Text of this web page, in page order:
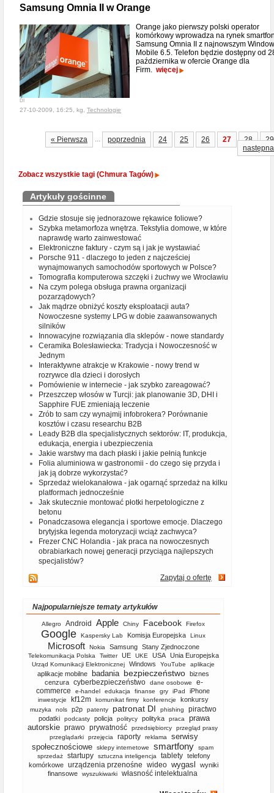
Samsung Omnia II w Orange
DI
Orange jako pierwszy polski operator
komórkowy wprowadza na rynek
Samsung Omnia II z najnowszym
Mobile 6.5. Telefon będzie dostępny od
października w ofercie Orange dla
Firm. więcej
27-10-2009, 16:25, kg, Technologie
« Pierwsza ... poprzednia 24 25 26 27 28
29
następna
Zobacz wszystkie tagi (Chmura Tagów)
Artykuły gościnne
Gdzie stosuje się jednorazowe rękawice foliowe?
Szybka metamorfoza wnętrza. Tekstylia domowe, w które
naprawdę warto zainwestować
Elektroniczne faktury - czym są i jak je wystawiać
Porsche 911 - dlaczego to jeden z najcześciej
wynajmowanych samochodów sportowych w Polsce?
Tomografia komputerowa szczęki i żuchwy we Wrocławiu
Na czym polega obsługa prawna organizacji
pozarządowych?
Jak mądrze obniżyć koszty eksploatacji auta?
Nowoczesne systemy LPG w dobie zaawansowanych
silników
Innowacyjne rozwiązania dla sklepów - nowe standardy
Ceramika Bolesławiecka: Tradycja i Nowoczesność w
Jednym
Interaktywne atrakcje w Krakowie - nowy trend w
rozrywce dla dzieci i dorosłych
Pomówienie w internecie - jak szybko zareagować?
Przeszczep włosów w Turcji: jak planowanie 3D, DHI i
Sapphire FUE zmieniają leczenie
Zrób to sam czy wynajmij infobrokera? Porównanie
kosztów i czasu researchu B2B
Leady B2B dla specjalistycznych sektorów: IT, produkcja,
edukacja, energia i ubezpieczenia
Jakie warstwy ma dach płaski i jakie pełnią funkcje
Folia aluminiowa w gastronomii - do czego się przyda i
jak ją dobrze wykorzystać?
Sprzedaż wielokanałowa - jak ogarnąć sprzedaż na kilku
platformach jednocześnie
Jak skutecznie montować płotki herpetologiczne z
betonu
Ponadczasowa elegancja i sportowe emocje. Dlaczego
brytyjska legenda motoryzacji wciąż zachwyca?
Frezer CNC Holandia - jak praca na nowoczesnych
obrabiarkach nowej generacji przyciąga najlepszych
specjalistów?
Zapytaj o ofertę
Najpopularniejsze tematy artykułów
Allegro Android Apple Chiny Facebook Firefox
Google Kaspersky Lab Komisja Europejska Linux
Microsoft Nokia Samsung Stany Zjednoczone
Telekomunikacja Polska Twitter UE UKE USA Unia Europejska
Urząd Komunikacji Elektronicznej Windows YouTube aplikacje
aplikacje mobilne badania bezpieczeństwo biznes
cenzura cyberbezpieczeństwo dane osobowe
e-
commerce
e-handel edukacja finanse gry iPad iPhone
inwestycje kf12m komunikat firmy konferencje konkursy
muzyka nols p2p patenty patronat DI phishing piractwo
podatki podcasty policja politycy polityka praca
prawa
autorskie prawo prywatność przedsiębiorcy
przegląd prasy
przeglądarki
przejęcia raporty reklama
serwisy
społecznościowe
sklepy internetowe smartfony
spam
sprzedaż
startupy sztuczna inteligencja tablety telefony
komórkowe
urządzenia przenośne wideo wygasl
wyniki
finansowe
wyszukiwarki własność intelektualna